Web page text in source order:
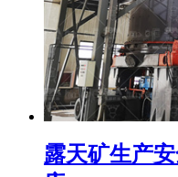
露天矿生产